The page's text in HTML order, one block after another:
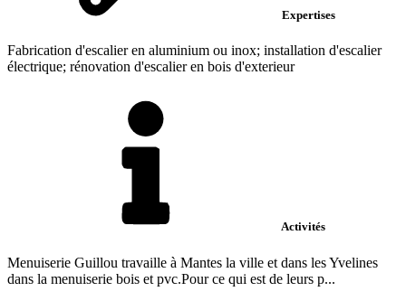
Expertises
Fabrication d'escalier en aluminium ou inox; installation d'escalier
électrique; rénovation d'escalier en bois d'exterieur
Activités
Menuiserie Guillou travaille à Mantes la ville et dans les Yvelines
dans la menuiserie bois et pvc.Pour ce qui est de leurs p...